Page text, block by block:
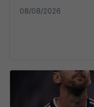
08/08/2026